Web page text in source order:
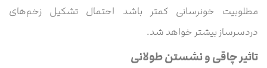
مطلوبیت خونرسانی کمتر باشد احتمال تشکیل زخم‌های
دردسرساز بیشتر خواهد شد.
تاثیر چاقی و نشستن طولانی